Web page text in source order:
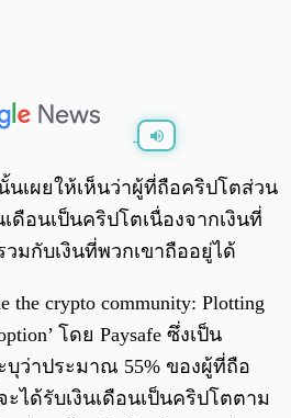
/ 0:00
เผยให้เห็นว่าผู้ที่ถือคริปโตส่วน
ดือนเป็นคริปโตเนื่องจากเงินที่
มกับเงินที่พวกเขาถืออยู่ได้
the crypto community: Plotting
โดย Paysafe ซึ่งเป็น
ว่าประมาณ 55% ของผู้ที่ถือ
ได้รับเงินเดือนเป็นคริปโตตาม